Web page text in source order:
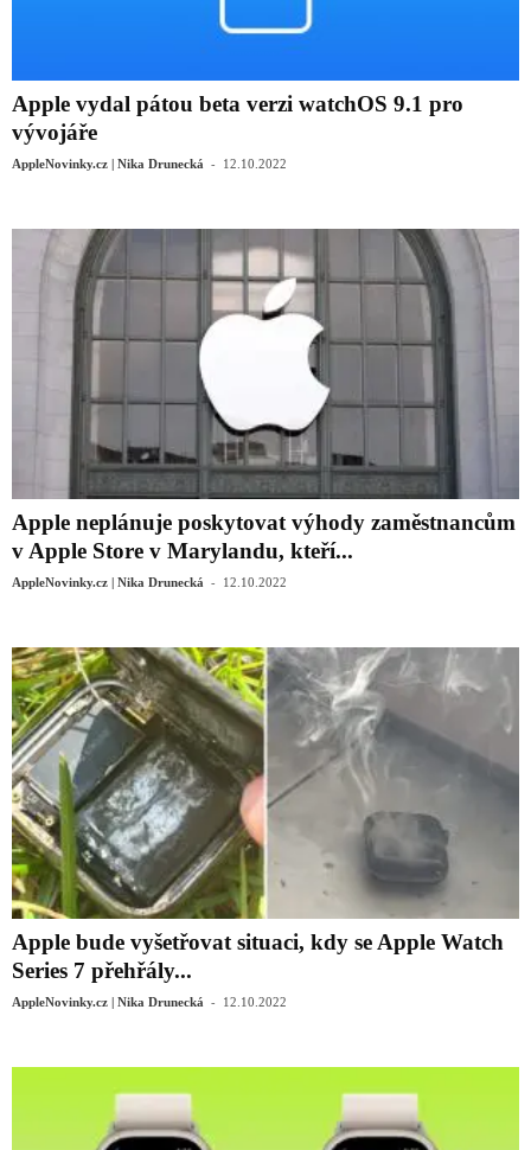
Apple vydal pátou beta verzi watchOS 9.1 pro
vývojáře
AppleNovinky.cz | Nika Drunecká - 12.10.2022
Apple neplánuje poskytovat výhody zaměstnancům
v Apple Store v Marylandu, kteří...
AppleNovinky.cz | Nika Drunecká - 12.10.2022
Apple bude vyšetřovat situaci, kdy se Apple Watch
Series 7 přehřály...
AppleNovinky.cz | Nika Drunecká - 12.10.2022